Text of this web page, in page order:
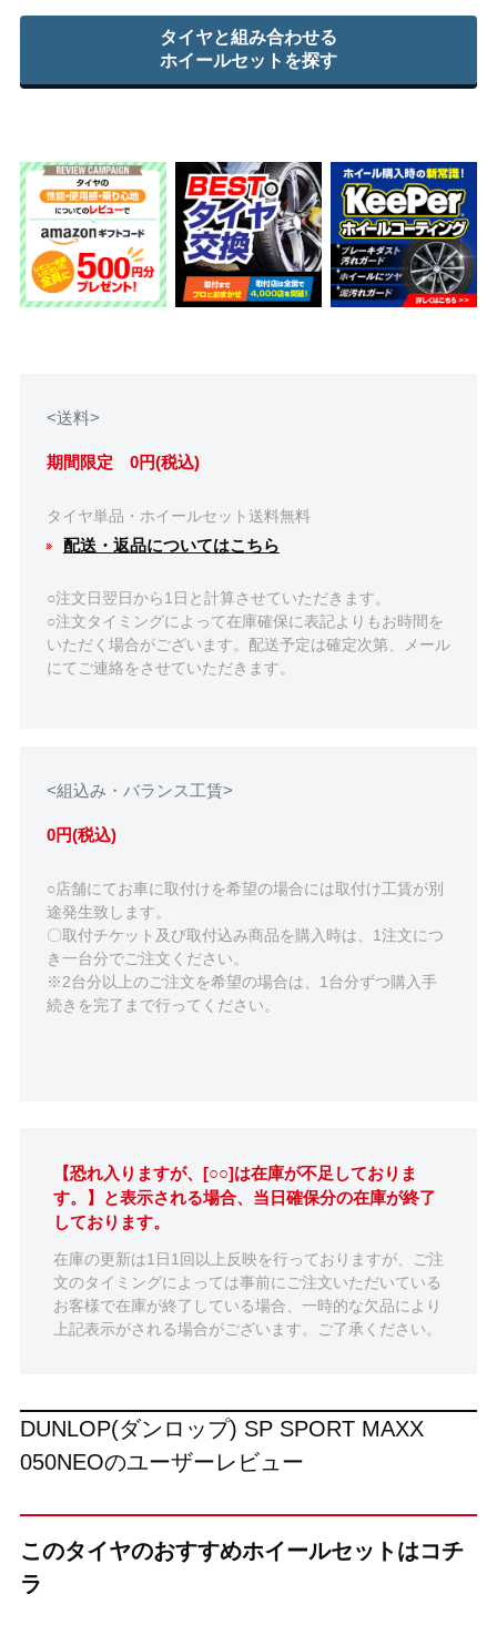
タイヤと組み合わせる
ホイールセットを探す
<送料>
期間限定 0円(税込)
タイヤ単品・ホイールセット送料無料
配送・返品についてはこちら
○注文日翌日から1日と計算させていただきます。
○注文タイミングによって在庫確保に表記よりもお時間を
いただく場合がございます。配送予定は確定次第、メール
にてご連絡をさせていただきます。
<組込み・バランス工賃>
0円(税込)
○店舗にてお車に取付けを希望の場合には取付け工賃が別
途発生致します。
〇取付チケット及び取付込み商品を購入時は、1注文につ
き一台分でご注文ください。
※2台分以上のご注文を希望の場合は、1台分ずつ購入手
続きを完了まで行ってください。
【恐れ入りますが、[○○]は在庫が不足しておりま
す。】と表示される場合、当日確保分の在庫が終了
しております。
在庫の更新は1日1回以上反映を行っておりますが、ご注
文のタイミングによっては事前にご注文いただいている
お客様で在庫が終了している場合、一時的な欠品により
上記表示がされる場合がございます。ご了承ください。
DUNLOP(ダンロップ) SP SPORT MAXX
050NEOのユーザーレビュー
このタイヤのおすすめホイールセットはコチ
ラ